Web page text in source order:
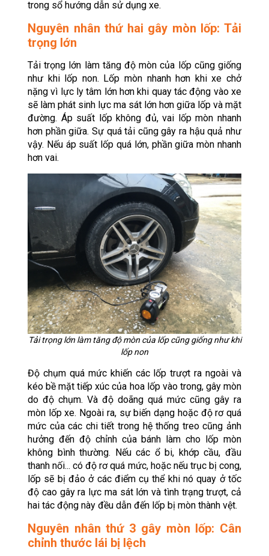
trong sổ hướng dẫn sử dụng xe.
Nguyên nhân thứ hai gây mòn lốp: Tải
trọng lớn
Tải trọng lớn làm tăng độ mòn của lốp cũng giống
như khi lốp non. Lốp mòn nhanh hơn khi xe chở
nặng vì lực ly tâm lớn hơn khi quay tác động vào xe
sẽ làm phát sinh lực ma sát lớn hơn giữa lốp và mặt
đường. Áp suất lốp không đủ, vai lốp mòn nhanh
hơn phần giữa. Sự quá tải cũng gây ra hậu quả như
vậy. Nếu áp suất lốp quá lớn, phần giữa mòn nhanh
hơn vai.
Tải trọng lớn làm tăng độ mòn của lốp cũng giống như khi
lốp non
Độ chụm quá mức khiến các lốp trượt ra ngoài và
kéo bề mặt tiếp xúc của hoa lốp vào trong, gây mòn
do độ chụm. Và độ doãng quá mức cũng gây ra
mòn lốp xe. Ngoài ra, sự biến dạng hoặc độ rơ quá
mức của các chi tiết trong hệ thống treo cũng ảnh
hưởng đến độ chỉnh của bánh làm cho lốp mòn
không bình thường. Nếu các ổ bi, khớp cầu, đầu
thanh nối... có độ rơ quá mức, hoặc nếu trục bị cong,
lốp sẽ bị đảo ở các điểm cụ thể khi nó quay ở tốc
độ cao gây ra lực ma sát lớn và tình trạng trượt, cả
hai tác động này đều dẫn đến lốp bị mòn thành vệt.
Nguyên nhân thứ 3 gây mòn lốp: Cân
chỉnh thước lái bị lệch